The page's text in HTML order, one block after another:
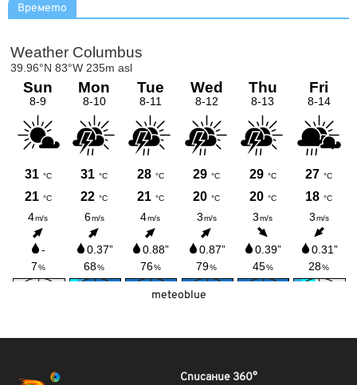
Времето
meteoblue
Списание 360°